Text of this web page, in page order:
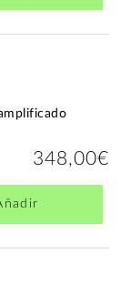
348,00€